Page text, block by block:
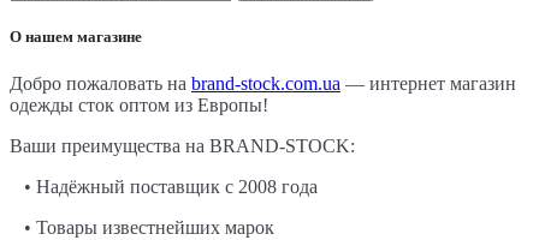
О нашем магазине
Добро пожаловать на brand-stock.com.ua — интернет магазин
одежды сток оптом из Европы!
Ваши преимущества на BRAND-STOCK:
• Надёжный поставщик с 2008 года
• Товары известнейших марок